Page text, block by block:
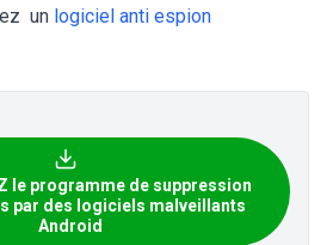
un logiciel anti espion
le programme de suppression
par des logiciels malveillants
Android